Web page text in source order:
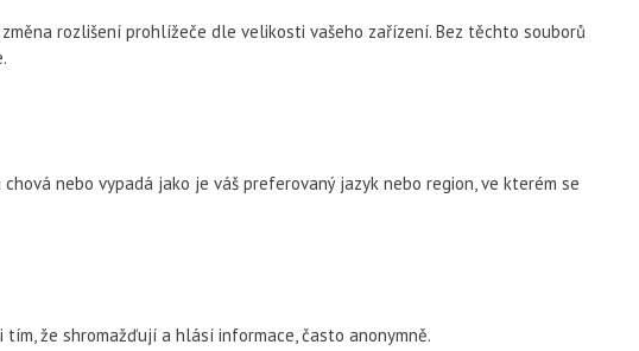
rozlišení prohlížeče dle velikosti vašeho zařízení. Bez těchto souborů
nebo vypadá jako je váš preferovaný jazyk nebo region, ve kterém se
že shromažďují a hlásí informace, často anonymně.